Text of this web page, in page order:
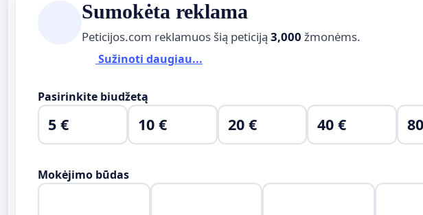
Sumokėta reklama
Peticijos.com reklamuos šią peticiją 3,000 žmonėms.
Sužinoti daugiau...
Pasirinkite biudžetą
5 € 10 € 20 € 40 €
Mokėjimo būdas